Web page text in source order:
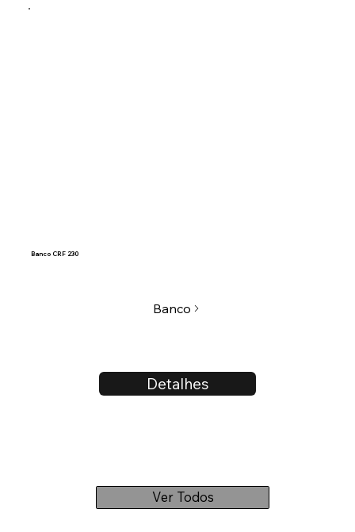
Banco CRF 230
Detalhes
Banco
Ver Todos